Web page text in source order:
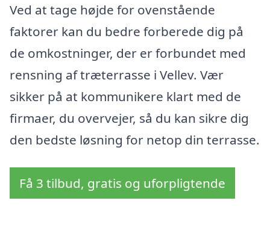
Ved at tage højde for ovenstående
faktorer kan du bedre forberede dig på
de omkostninger, der er forbundet med
rensning af træterrasse i Vellev. Vær
sikker på at kommunikere klart med de
firmaer, du overvejer, så du kan sikre dig
den bedste løsning for netop din terrasse.
Få 3 tilbud, gratis og uforpligtende